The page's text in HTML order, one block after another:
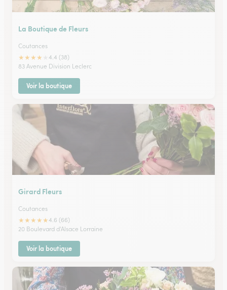
La Boutique de Fleurs
Coutances
★★★★
4.4 (38)
83 Avenue Division Leclerc
Voir la boutique
Girard Fleurs
Coutances
★★★★★4.6 (66)
20 Boulevard d'Alsace Lorraine
Voir la boutique